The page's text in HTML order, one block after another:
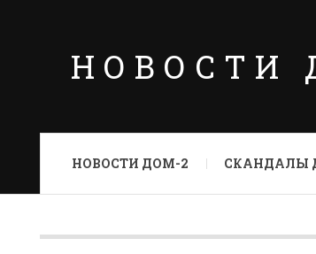
НОВОСТИ
НОВОСТИ ДОМ-2 СКАНДАЛЫ